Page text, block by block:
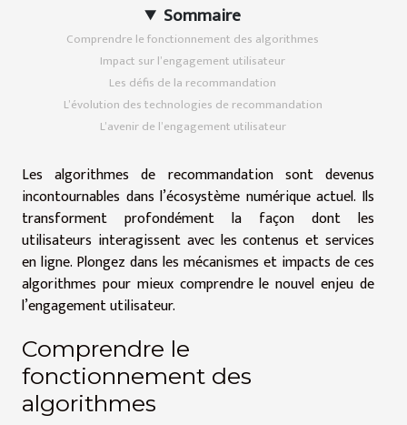
Sommaire
Comprendre le fonctionnement des algorithmes
Impact sur l’engagement utilisateur
Les défis de la recommandation
L’évolution des technologies de recommandation
L’avenir de l’engagement utilisateur
Les algorithmes de recommandation sont devenus
incontournables dans l’écosystème numérique actuel. Ils
transforment profondément la façon dont les
utilisateurs interagissent avec les contenus et services
en ligne. Plongez dans les mécanismes et impacts de ces
algorithmes pour mieux comprendre le nouvel enjeu de
l’engagement utilisateur.
Comprendre le
fonctionnement des
algorithmes